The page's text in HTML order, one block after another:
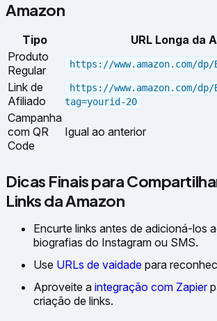
Amazon
Tipo
URL Longa da
Produto
Regular
https://www.amazon.com/dp/
Link de
Afiliado
https://www.amazon.com/dp/
tag=yourid-20
Campanha
com QR
Code
Igual ao anterior
Dicas Finais para
Links da Amazon
Encurte links antes de adicioná-los
biografias do Instagram ou SMS.
Use URLs de vaidade para
Aproveite a integração com Zapier
criação de links.